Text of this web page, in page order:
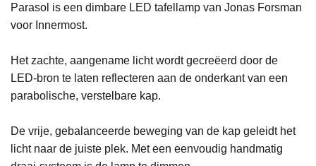
Parasol is een dimbare LED tafellamp van Jonas Forsman
voor Innermost.
Het zachte, aangename licht wordt gecreëerd door de
LED-bron te laten reflecteren aan de onderkant van een
parabolische, verstelbare kap.
De vrije, gebalanceerde beweging van de kap geleidt het
licht naar de juiste plek. Met een eenvoudig handmatig